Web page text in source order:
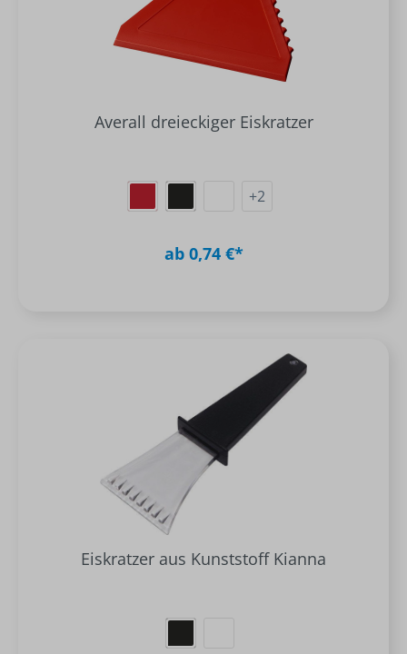
Averall dreieckiger Eiskratzer
+2
ab 0,74 €*
Eiskratzer aus Kunststoff Kianna